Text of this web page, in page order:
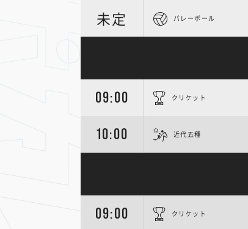
未定 バレーボール
09:00 クリケット
10:00 近代五種
09:00 クリケット